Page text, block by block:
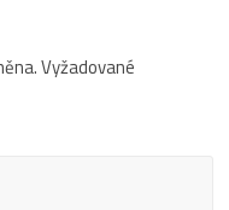
Vyžadované